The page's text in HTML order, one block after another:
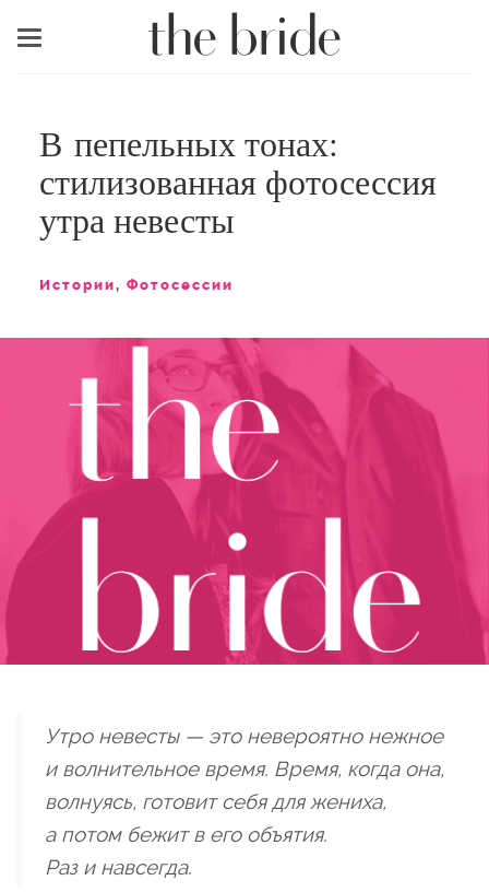
Меню
В пепельных тонах:
стилизованная фотосессия
утра невесты
Истории, Фотосессии
Утро невесты — это невероятно нежное
и волнительное время. Время, когда она,
волнуясь, готовит себя для жениха,
а потом бежит в его объятия.
Раз и навсегда.